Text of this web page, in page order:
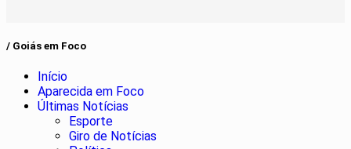
/ Goiás em Foco
Início
Aparecida em Foco
Últimas Notícias
Esporte
Giro de Notícias